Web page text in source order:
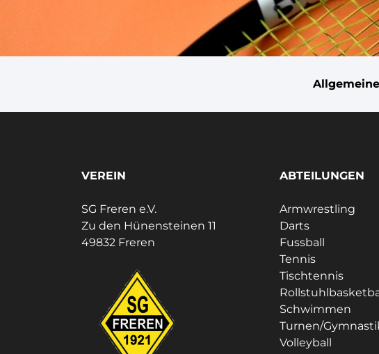
VEREIN
SG Freren e.V.
Zu den Hünensteinen 11
49832 Freren
ABTEILUNGEN
Armwrestling
Darts
Fussball
Tennis
Tischtennis
Schwimmen
Turnen/
Volleyball